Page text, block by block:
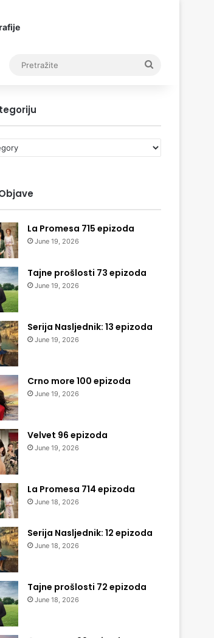
La Promesa 715 epizoda
June 19, 2026
Tajne prošlosti 73 epizoda
June 19, 2026
Serija Nasljednik: 13 epizoda
June 19, 2026
Crno more 100 epizoda
June 19, 2026
Velvet 96 epizoda
June 19, 2026
La Promesa 714 epizoda
June 18, 2026
Serija Nasljednik: 12 epizoda
June 18, 2026
Tajne prošlosti 72 epizoda
June 18, 2026